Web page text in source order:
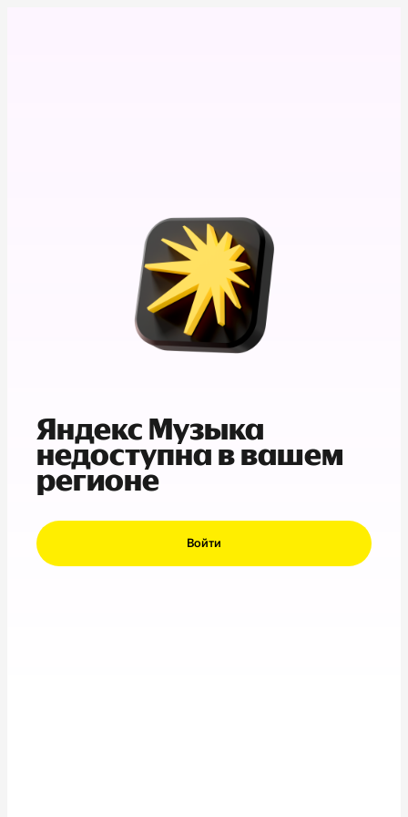
Яндекс Музыка
недоступна в вашем
регионе
Войти